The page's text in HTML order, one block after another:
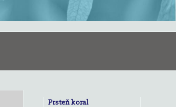
Prsteň koral